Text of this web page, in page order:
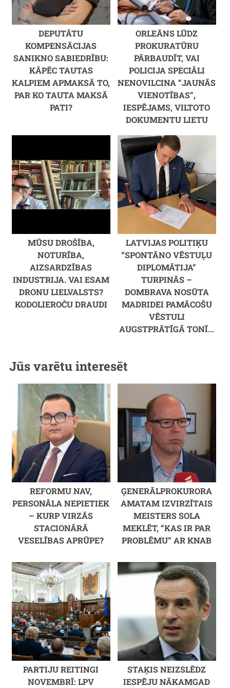
DEPUTĀTU
KOMPENSĀCIJAS
SANIKNO SABIEDRĪBU:
KĀPĒC TAUTAS
KALPIEM APMAKSĀ TO,
PAR KO TAUTA MAKSĀ
PATI?
ORLEĀNS LŪDZ
PROKURATŪRU
PĀRBAUDĪT, VAI
POLICIJA SPECIĀLI
NENOVILCINA “JAUNĀS
VIENOTĪBAS”,
IESPĒJAMS, VILTOTO
DOKUMENTU LIETU
MŪSU DROŠĪBA,
NOTURĪBA,
AIZSARDZĪBAS
INDUSTRIJA. VAI ESAM
DRONU LIELVALSTS?
KODOLIEROČU DRAUDI
LATVIJAS POLITIĶU
“SPONTĀNO VĒSTUĻU
DIPLOMĀTIJA”
TURPINĀS –
DOMBRAVA NOSŪTA
MADRIDEI PAMĀCOŠU
VĒSTULI
AUGSTPRĀTĪGĀ TONĪ...
Jūs varētu interesēt
REFORMU NAV,
PERSONĀLA NEPIETIEK
– KURP VIRZĀS
STACIONĀRĀ
VESELĪBAS APRŪPE?
ĢENERĀLPROKURORA
AMATAM IZVIRZĪTAIS
MEISTERS SOLA
MEKLĒT, “KAS IR PAR
PROBLĒMU” AR KNAB
PARTIJU REITINGI
NOVEMBRĪ: LPV
STAĶIS NEIZSLĒDZ
IESPĒJU NĀKAMGAD